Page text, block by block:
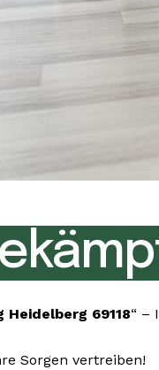
69118“ –
Sorgen vertreiben!